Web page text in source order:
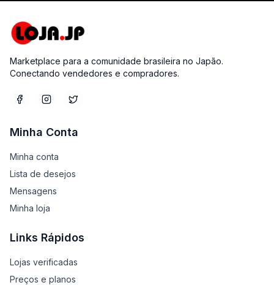
Marketplace para a comunidade brasileira no Japão.
Conectando vendedores e compradores.
Minha Conta
Minha conta
Lista de desejos
Mensagens
Minha loja
Links Rápidos
Lojas verificadas
Preços e planos